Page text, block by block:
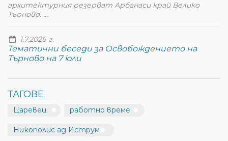
архитектурния резерват Арбанаси край Велико
Търново. ...
1.7.2026 г.
Тематични беседи за Освобождението на
Търново на 7 юли
ТАГОВЕ
Царевец работно време
Никополис ад Иструм